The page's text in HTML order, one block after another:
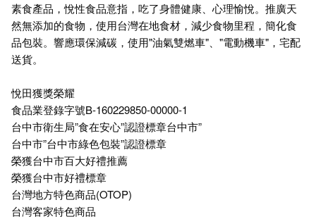
素食產品，悅性食品意指，吃了身體健康、心理愉悅。推廣天
然無添加的食物，使用台灣在地食材，減少食物里程，簡化食
品包裝。響應環保減碳，使用"油氣雙燃車"、"電動機車"，宅配
送貨。
悅田獲獎榮耀
食品業登錄字號B-160229850-00000-1
台中市衛生局”食在安心”認證標章台中市”
台中市”台中市綠色包裝”認證標章
榮獲台中市百大好禮推薦
榮獲台中市好禮標章
台灣地方特色商品(OTOP)
台灣客家特色商品